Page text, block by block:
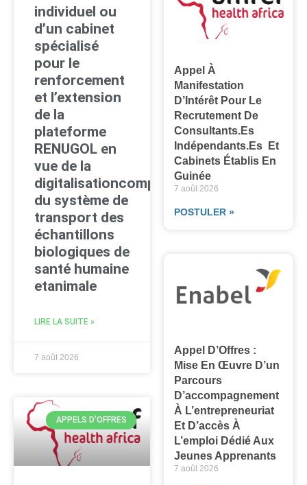
individuel ou
d’un cabinet
spécialisé
pour le
renforcement
et l’extension
de la
plateforme
RENUGOL en
vue de la
digitalisationcomplète
du système de
transport des
échantillons
biologiques de
santé humaine
etanimale
LIRE LA SUITE »
7 août 2026
APPELS D'OFFRES
Appel À
Manifestation
D’Intérêt Pour Le
Recrutement De
Consultants.es
Indépendants.es Et
Cabinets Établis En
Guinée
7 août 2026
POSTULER »
Appel D’Offres :
Mise En Œuvre D’un
Parcours
D’accompagnement
À L’entrepreneuriat
Et D’accès À
L’emploi Dédié Aux
Jeunes Apprenants
7 août 2026